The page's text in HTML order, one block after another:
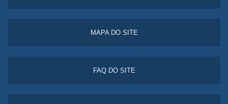
MAPA DO SITE
FAQ DO SITE